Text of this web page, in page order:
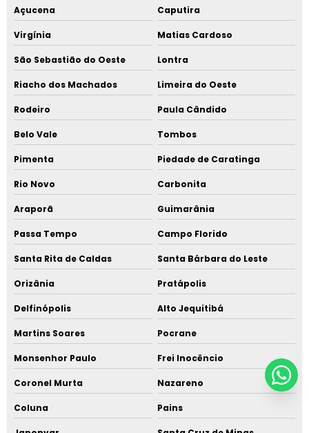
Açucena Caputira
Virgínia Matias Cardoso
São Sebastião do Oeste Lontra
Riacho dos Machados Limeira do Oeste
Rodeiro Paula Cândido
Belo Vale Tombos
Pimenta Piedade de Caratinga
Rio Novo Carbonita
Araporã Guimarânia
Passa Tempo Campo Florido
Santa Rita de Caldas Santa Bárbara do Leste
Orizânia Pratápolis
Delfinópolis Alto Jequitibá
Martins Soares Pocrane
Monsenhor Paulo Frei Inocêncio
Coronel Murta Nazareno
Coluna Pains